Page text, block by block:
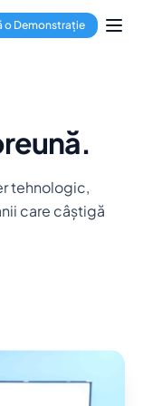
o Demonstrație
tehnologic,
care câștigă